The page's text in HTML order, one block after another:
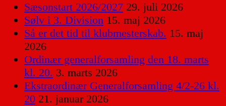
Sæsonstart 2026/2027 29. juli 2026
Sølv i 3. Division 15. maj 2026
Så er det tid til klubmesterskab. 15. maj
2026
Ordinær generalforsamling den 18. marts
kl. 20. 3. marts 2026
Ekstraordinær Generalforsamling 4/2-26 kl.
20 21. januar 2026